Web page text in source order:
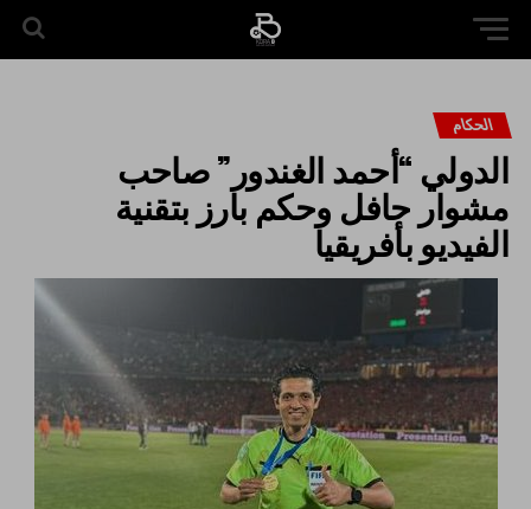
الحكام
الدولي “أحمد الغندور” صاحب
مشوار حافل وحكم بارز بتقنية
الفيديو بأفريقيا